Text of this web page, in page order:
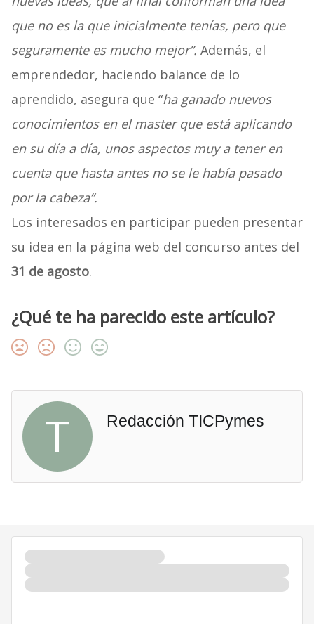
que no es la que inicialmente tenías, pero que
seguramente es mucho mejor”. Además, el
emprendedor, haciendo balance de lo
aprendido, asegura que “ha ganado nuevos
conocimientos en el master que está aplicando
en su día a día, unos aspectos muy a tener en
cuenta que hasta antes no se le había pasado
por la cabeza”.
Los interesados en participar pueden presentar
su idea en la página web del concurso antes del
31 de agosto.
¿Qué te ha parecido este artículo?
T Redacción TICPymes